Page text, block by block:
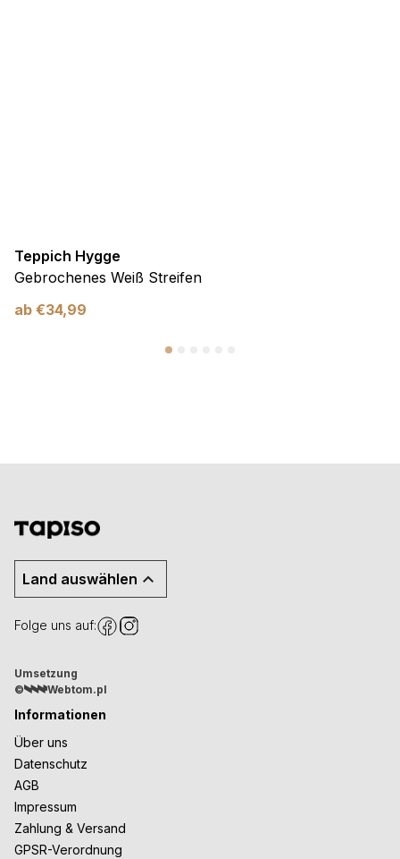
Teppich Hygge
Gebrochenes Weiß Streifen
ab €34,99
Land auswählen
Folge uns auf:
Umsetzung
©
Webtom.pl
Informationen
Über uns
Datenschutz
AGB
Impressum
Zahlung & Versand
GPSR-Verordnung